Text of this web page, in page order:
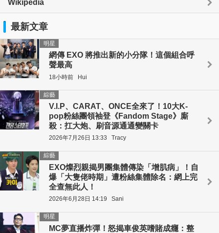
Wikipedia
最新文章
網傳 EXO 將推出新的小分隊！這個組合呼
聲最高
明星
18小時前 Hui
V.I.P、CARAT、ONCE全來了！10大K-
pop粉絲團領袖登《Fandom Stage》廝
殺：扛大炮、刷音源通通變關卡
綜藝
2026年7月26日 13:33 Tracy
EXO燦烈親揭男團集體傳染「增肌病」！自
爆「大隻佬時期」遭粉絲集體除名：網上完
全查無此人！
綜藝
2026年6月28日 14:19 Sani
MC夢直播炸彈！怒揭車俊英嗜賭成癮：整
明星